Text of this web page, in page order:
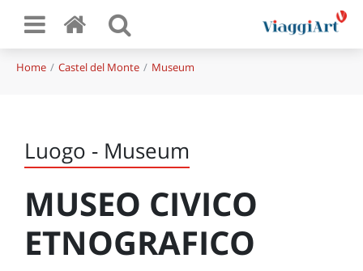
Home Castel del Monte Museum
Luogo - Museum
MUSEO CIVICO
ETNOGRAFICO